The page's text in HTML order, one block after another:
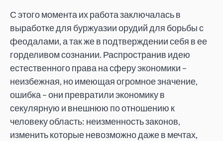
С этого момента их работа заключалась в
выработке для буржуазии орудий для борьбы с
феодалами, а так же в подтверждении себя в ее
горделивом сознании. Распространив идею
естественного права на сферу экономики –
неизбежная, но имеющая огромное значение,
ошибка – они превратили экономику в
секулярную и внешнюю по отношению к
человеку область: неизменность законов,
изменить которые невозможно даже в мечтах,